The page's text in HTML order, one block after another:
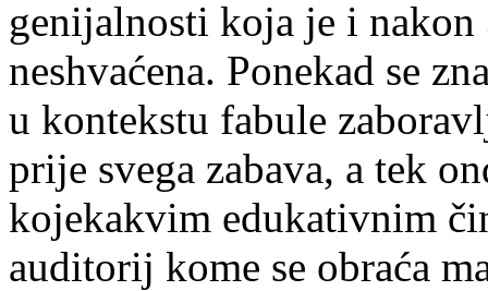
genijalnosti koja je i
neshvaćena. Ponekad se
u kontekstu fabule
prije svega zabava, a tek
kojekakvim edukativnim
auditorij kome se obraća